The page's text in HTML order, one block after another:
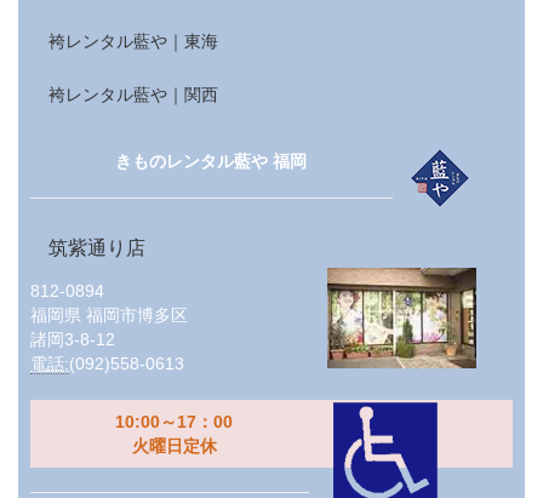
袴レンタル藍や｜東海
袴レンタル藍や｜関西
きものレンタル藍や 福岡
筑紫通り店
812-0894
福岡県 福岡市博多区
諸岡3-8-12
電話:(092)558-0613
10:00～17：00
火曜日定休